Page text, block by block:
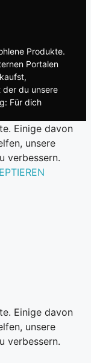
Produkte.
Portalen
der du unsere
Für dich
Einige davon
unsere
verbessern.
Einige davon
unsere
verbessern.